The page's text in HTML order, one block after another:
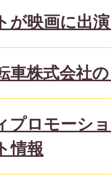
が映画に出
車株式会社
プロモーシ
情報